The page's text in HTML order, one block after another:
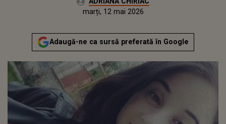
Actualizat:
marți, 12 mai 2026
Adaugă-ne ca sursă preferată în Google